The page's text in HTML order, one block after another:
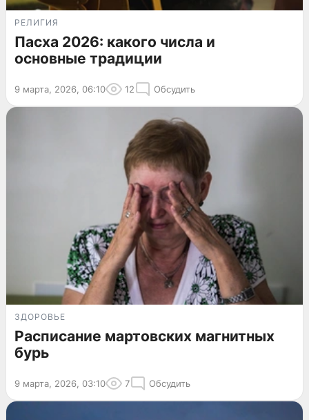
РЕЛИГИЯ
Пасха 2026: какого числа и
основные традиции
9 марта, 2026, 06:10 12 Обсудить
ЗДОРОВЬЕ
Расписание мартовских магнитных
бурь
9 марта, 2026, 03:10 7 Обсудить